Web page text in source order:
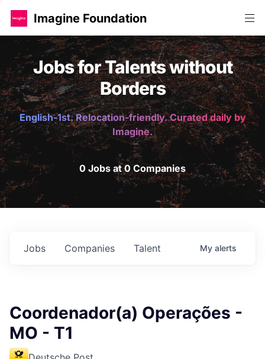
Imagine Foundation
Jobs for Talents without
Borders
English-1st. Relocation-friendly. Curated daily by
Imagine.
0 Jobs at 0 Companies
Jobs Companies Talent My alerts
Coordenador(a) Operações -
MO - T1